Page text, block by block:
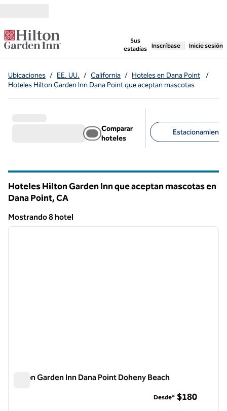
Sus
estadías
, abre una pestaña
Inscríbase Inicie sesión
Ubicaciones / EE. UU. / California / Hoteles en Dana Point
/
Hoteles Hilton Garden Inn Dana Point que aceptan mascotas
Comparar
hoteles
Estacionamiento
Hoteles Hilton Garden Inn que aceptan mascotas en
Dana Point,CA
Mostrando 8 hotel
Mostrando 8 hotel
1 de 12
Hilton Garden Inn Dana Point Doheny Beach
Desde* $180